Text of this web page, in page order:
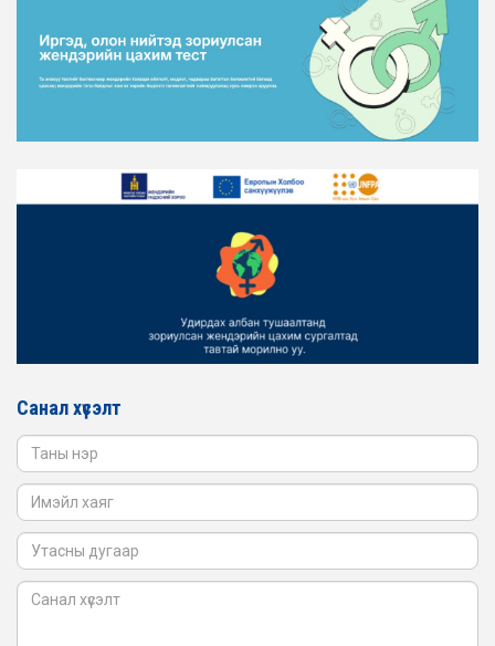
2026-02-16
ЖЕНДЭРИЙН ЭРХ ТЭГШ БАЙДЛЫГ ХАНГАХ ҮЙЛ
АЖИЛЛАГААГ ЭРЧИМЖҮҮЛЭХ САРЫН ХУВААРЬТАЙ
2026-02-16
ЖЕНДЭРИЙН ҮНДЭСНИЙ ХОРООНЫ АЖЛЫН АЛБАНЫ
ТӨЛӨӨЛӨЛ ЗАМ ТЭЭВРИЙН ЯАМАНД АЖИЛЛАВ
ЖЕНДЭРИЙН ҮНДЭСНИЙ ХОРООНЫ АЖЛЫН АЛБАНЫ
ТӨЛӨӨЛӨЛ БАТЛАН ХАМГААЛАХ ЯАМАНД
Санал хүсэлт